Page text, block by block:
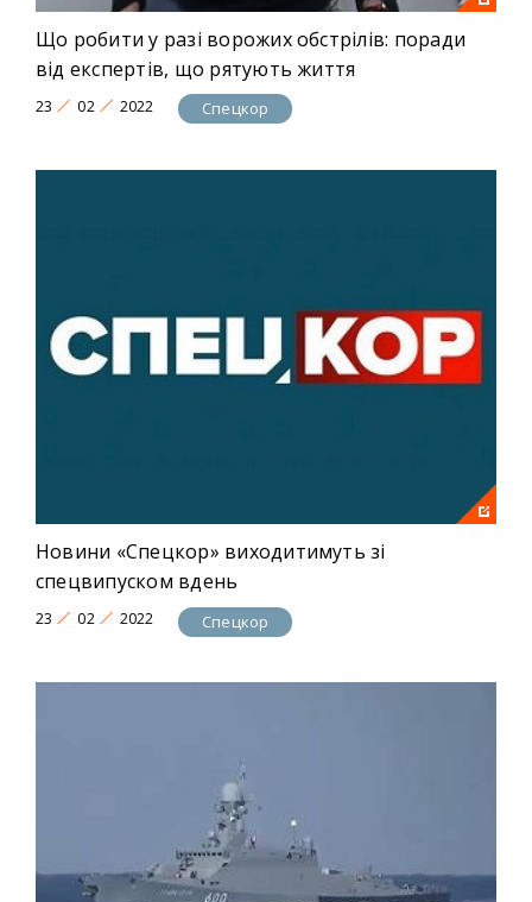
Що робити у разі ворожих обстрілів: поради
від експертів, що рятують життя
23 02 2022 Спецкор
Новини «Спецкор» виходитимуть зі
спецвипуском вдень
23 02 2022 Спецкор